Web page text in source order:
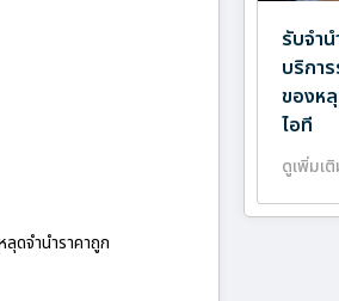
ดจำนำราคาถูก
รับจำ
บริกา
ของห
ไอที
ดูเพิ่มเ